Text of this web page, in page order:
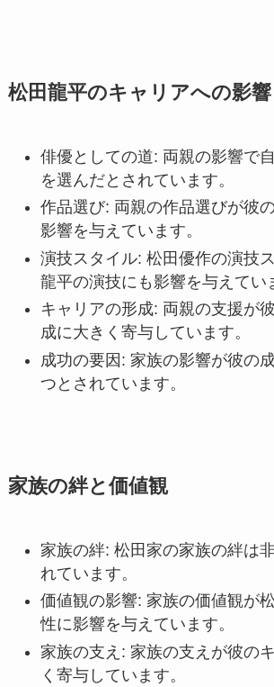
松田龍平のキャリアへの影響
俳優としての道: 両親の影響で
を選んだとされています。
作品選び: 両親の作品選びが彼
影響を与えています。
演技スタイル: 松田優作の演技
龍平の演技にも影響を与えてい
キャリアの形成: 両親の支援が
成に大きく寄与しています。
成功の要因: 家族の影響が彼の
つとされています。
家族の絆と価値観
家族の絆: 松田家の家族の絆は
れています。
価値観の影響: 家族の価値観が
性に影響を与えています。
家族の支え: 家族の支えが彼の
く寄与しています。